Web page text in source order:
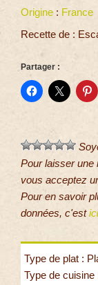
Origine : France
Recette de :
Partager :
Pour laisser une
vous acceptez
Pour en savoir
données, c'estici
Type de plat :
Type de cuisine